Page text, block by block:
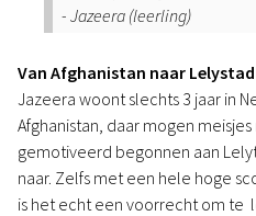
- Jazeera (leerling)
Van Afghanistan naar Lelystad
Jazeera woont slechts 3 jaar in
Afghanistan, daar mogen
gemotiveerd begonnen aan
naar. Zelfs met een hele hoge
is het echt een voorrecht om te